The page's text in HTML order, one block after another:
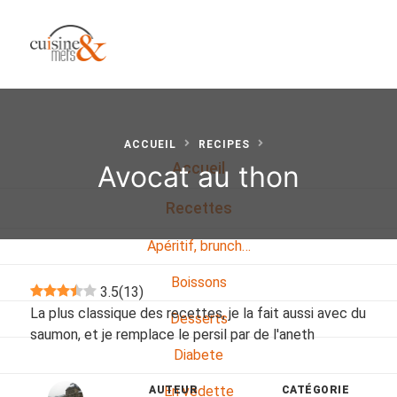
Accueil
Recettes
Apéritif, brunch…
Boissons
Desserts
Diabete
En vedette
ACCUEIL RECIPES
Avocat au thon
3.5(13)
La plus classique des recettes, je la fait aussi avec du
saumon, et je remplace le persil par de l'aneth
AUTEUR CATÉGORIE